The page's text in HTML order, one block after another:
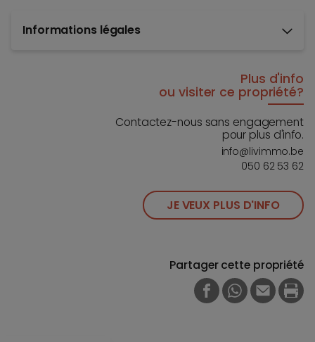
Informations légales
Plus d'info
ou visiter ce propriété?
Contactez-nous sans engagement
pour plus d'info.
info@livimmo.be
050 62 53 62
JE VEUX PLUS D'INFO
Partager cette propriété
FACEBOOK
WHATSAPP
E-MAIL